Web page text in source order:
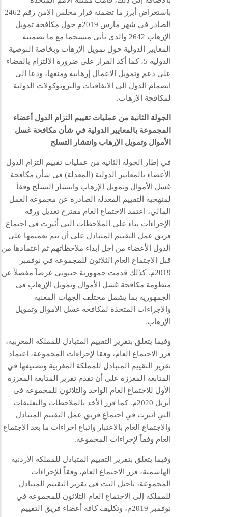
باستعراض أبرز ما تضمنه قرار مجلس الامن رقم 2462
الصادر في شهر مارس 2019م حول مكافحة تمويل
الإرهاب 2642 والذي يأتي منسجما مع ما تضمنته
المعايير الدولية حول تمويل الإرهاب وبخاصة التوصية
الدولية 5، كما أكد القرار على ضرورة الالتزام بالقضاء
على دعم وتمويل الاعمال إرهابية ومنعها، ودعا الى
انضمام الدول الى الاتفاقيات والبروتوكولات الدولية
لمكافحة الإرهاب.
الجولة الثانية من عمليات تقييم التزام الدول أعضاء
المجموعة بالمعايير الدولية في شأن مكافحة غسل
الأموال وتمويل الإرهاب وانتشار التسلح
في إطار الجولة الثانية من عمليات تقييم التزام الدول
الأعضاء بالمعايير الدولية (المعدلة) في شأن مكافحة
غسل الأموال وتمويل الإرهاب وانتشار التسلح وفقاً
لمنهجية التقييم المعدلة الصادرة عن مجموعة العمل
المالي، اعتمد الاجتماع العام مقترح تعديل ورقة
الإجراءات بناء على الملاحظات التي أثيرت في اجتماع
فريق عمل التقييم المتبادل على أن يتم تعميمها على
الدول الأعضاء من أجل إبداء ملاحظاتهم ثم اعتمادها من
قبل الاجتماع العام الثلاثون للمجموعة في نوفمبر
2019م. كذلك قدمت جمهورية جيبوتي عرضاَ مفصلاً عن
منظومة مكافحة غسل الأموال وتمويل الإرهاب في
الجمهورية بما يشمل مختلف الجهات المعنية
والإجراءات المتخذة لمكافحة غسل الأموال وتمويل
الإرهاب.
وفيما يتعلق بتقرير التقييم المتبادل للمملكة المغربية،
قرر الاجتماع العام، وفقا لإجراءات المجموعة، اعتماد
تقرير التقييم المتبادل للمملكة المغربية وتصنيفها في
المتابعة المعززة على أن تقدم تقرير المتابعة المعززة
الأول للاجتماع العام الواحد والثلاثون للمجموعة في
أبريل 2020م. كما قرر الأخذ بالملاحظات والتعليقات
التي أثيرت في اجتماع فريق عمل التقييم المتبادل
والاجتماع العام بالاعتبار واتباع إجراءات ما بعد الاجتماع
العام وفقاً لإجراءات المجموعة.
وفيما يتعلق بتقرير التقييم المتبادل للمملكة الأردنية
الهاشمية، قرر الاجتماع العام، وفقاً للإجراءات
المجموعة، تأجيل البت في تقرير التقييم المتبادل
للمملكة إلى الاجتماع العام الثلاثون للمجموعة في
نوفمبر 2019م، وتكليف كافة أعضاء فريق التقييم